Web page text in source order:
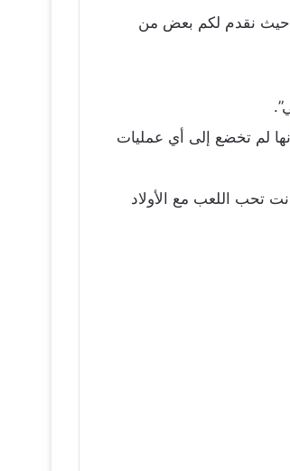
حيث نقدم لكم بعض من
شبها للدمية “باربي” لأنها لم تخضع إلى أي عمليات
تحب اللعب مع الأولاد